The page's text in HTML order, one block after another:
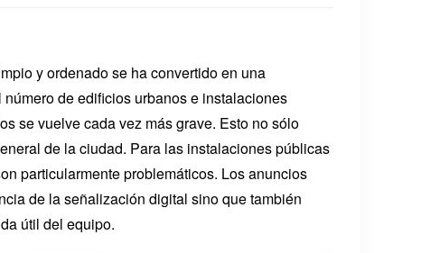
y ordenado se ha convertido en una
de edificios urbanos e instalaciones
se vuelve cada vez más grave. Esto no sólo
de la ciudad. Para las instalaciones públicas
particularmente problemáticos. Los anuncios
de la señalización digital sino que también
útil del equipo.